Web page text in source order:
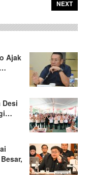
NEXT
Ajak